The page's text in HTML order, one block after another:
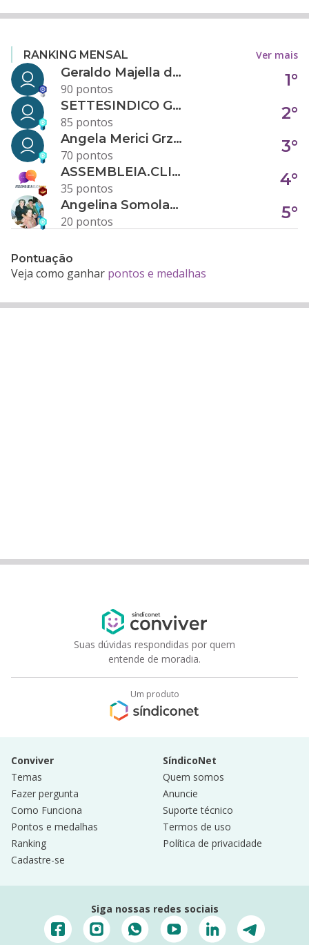
RANKING MENSAL Ver mais
Geraldo Majella da Silva
90 pontos
1°
SETTESINDICO GOVERNANÇA CONDOMINIAL
85 pontos
2°
Angela Merici Grzybowski
70 pontos
3°
ASSEMBLEIA.CLICK
35 pontos
4°
Angelina Somolanji R. Oliveira
20 pontos
5°
Pontuação
Veja como ganhar pontos e medalhas
Suas dúvidas respondidas por quem
entende de moradia.
Um produto
Conviver
Temas
Fazer pergunta
Como Funciona
Pontos e medalhas
Ranking
Cadastre-se
SíndicoNet
Quem somos
Anuncie
Suporte técnico
Termos de uso
Política de privacidade
Siga nossas redes sociais